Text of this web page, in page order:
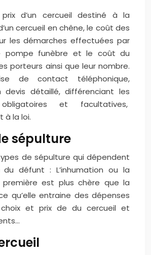
d’un cercueil destiné à la
cercueil en chêne, le coût des
les démarches effectuées par
pompe funèbre et le coût du
porteurs ainsi que leur nombre.
de contact téléphonique,
devis détaillé, différenciant les
et facultatives,
à la loi.
sépulture
de sépulture qui dépendent
défunt : L’inhumation ou la
première est plus chère que la
qu’elle entraine des dépenses
et prix de du cercueil et